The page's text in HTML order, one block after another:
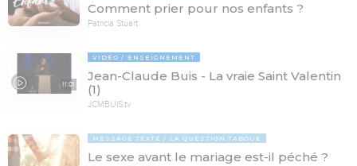
Comment prier pour nos enfants ?
Patricia Stuart
11:01
VIDÉO ENSEIGNEMENT
Jean-Claude Buis - La vraie Saint Valentin
(1)
JCMBUIS.tv
MESSAGE TEXTE LA QUESTION TABOUE
Le sexe avant le mariage est-il péché ?